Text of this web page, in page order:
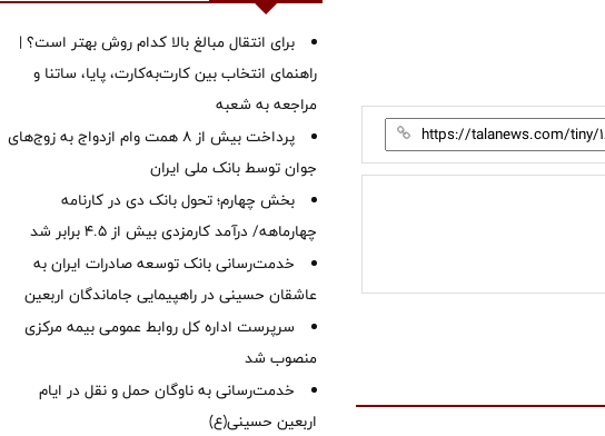
برای انتقال مبالغ بالا کدام روش بهتر است؟ |
راهنمای انتخاب بین کارت‌به‌کارت، پایا، ساتنا و
مراجعه به شعبه
پرداخت بیش از ۸ همت وام ازدواج به زوج‌های
جوان توسط بانک ملی ایران
بخش چهارم؛ تحول بانک دی در کارنامه
چهارماهه/ درآمد کارمزدی بیش از ۴.۵ برابر شد
خدمت‌رسانی بانک توسعه صادرات ایران به
عاشقان حسینی در راهپیمایی جاماندگان اربعین
سرپرست اداره کل روابط عمومی بیمه مرکزی
منصوب شد
خدمت‌رسانی به ناوگان حمل و نقل در ایام
اربعین حسینی(ع)